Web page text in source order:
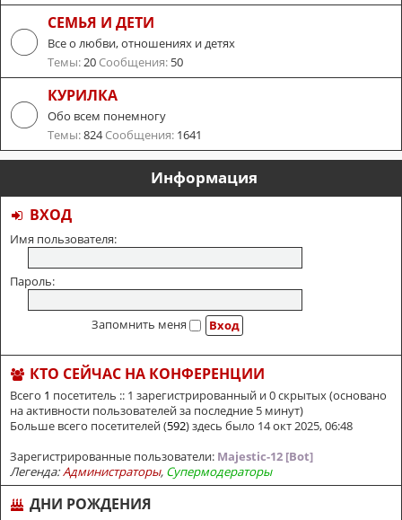
СЕМЬЯ И ДЕТИ
Все о любви, отношениях и детях
Темы:20 Сообщения: 50
КУРИЛКА
Обо всем понемногу
Темы:824Сообщения: 1641
Информация
ВХОД
Имя пользователя:
Пароль:
Запомнить меня
КТО СЕЙЧАС НА КОНФЕРЕНЦИИ
Всего 1 посетитель :: 1 зарегистрированный и 0 скрытых (основано
на активности пользователей за последние 5 минут)
Больше всего посетителей (592) здесь было 14 окт 2025, 06:48
Зарегистрированные пользователи: Majestic-12 [Bot]
Легенда:Администраторы, Супермодераторы
ДНИ РОЖДЕНИЯ